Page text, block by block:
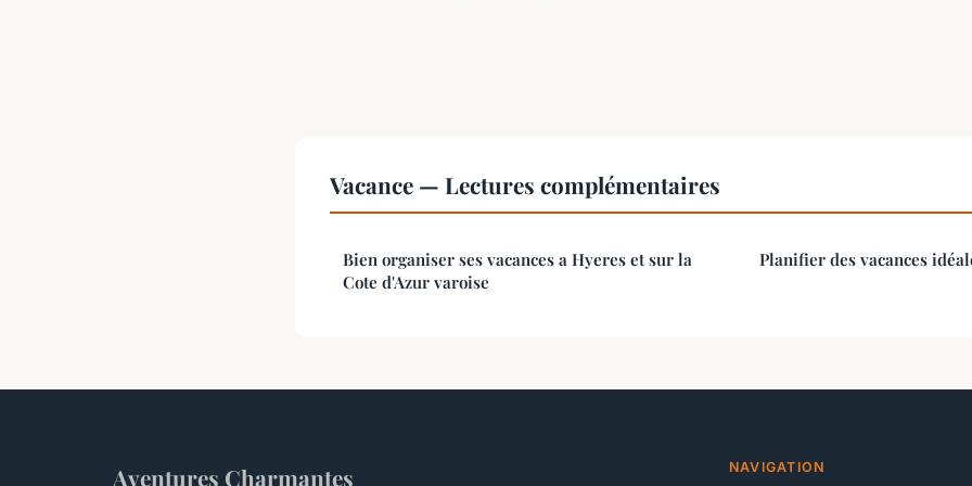
Vacance — Lectures complémentaires
Bien organiser ses vacances a Hyeres et sur la
Cote d'Azur varoise
Planifier des vacances
Aventures Charmantes NAVIGATION